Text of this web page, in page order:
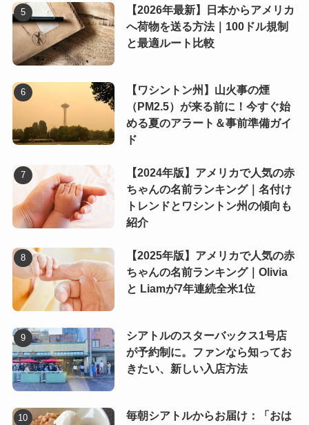
【2026年最新】日本からアメリカ
へ荷物を送る方法｜100ドル規制
と最適ルート比較
【ワシントン州】山火事の煙
（PM2.5）が来る前に！今すぐ始
める夏のアラート＆事前準備ガイ
ド
【2024年版】アメリカで人気の赤
ちゃんの名前ランキング｜名付け
トレンドとワシントン州の傾向も
紹介
【2025年版】アメリカで人気の赤
ちゃんの名前ランキング｜Olivia
と Liamが7年連続全米1位
シアトルのスターバックス1号店
が予約制に。ファンなら知ってお
きたい、新しい入店方法
毎朝シアトルからお届け：「おは